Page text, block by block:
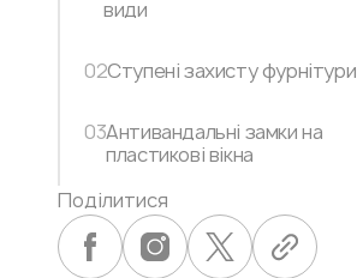
види
02Ступені захисту фурнітури
03Антивандальні замки на
пластикові вікна
Поділитися